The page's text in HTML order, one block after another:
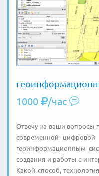
1000 /час
Отвечу на ваши вопросы
современной
геоинформационным
создания и работы с
Какой способ,